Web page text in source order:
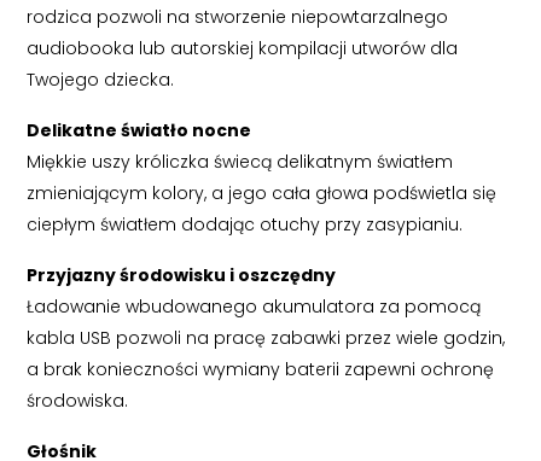
rodzica pozwoli na stworzenie niepowtarzalnego
audiobooka lub autorskiej kompilacji utworów dla
Twojego dziecka.
Delikatne światło nocne
Miękkie uszy króliczka świecą delikatnym światłem
zmieniającym kolory, a jego cała głowa podświetla się
ciepłym światłem dodając otuchy przy zasypianiu.
Przyjazny środowisku i oszczędny
Ładowanie wbudowanego akumulatora za pomocą
kabla USB pozwoli na pracę zabawki przez wiele godzin,
a brak konieczności wymiany baterii zapewni ochronę
środowiska.
Głośnik